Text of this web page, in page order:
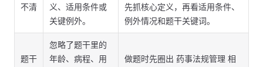
不清
义、适用条件或
关键例外。
先抓核心定义，再看适用条件、
例外情况和题干关键词。
题干
忽略了题干里的
年龄、病程、用
做题时先圈出 药事法规管理 相